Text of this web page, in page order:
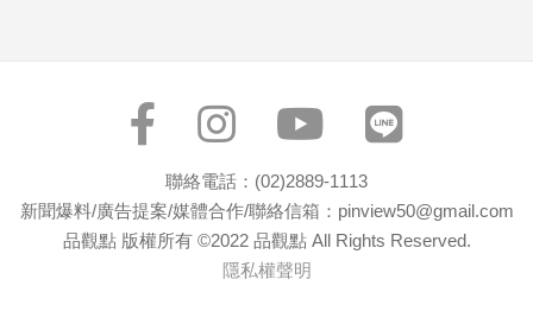
消
聯絡電話：(02)2889-1113
新聞爆料/廣告提案/媒體合作/聯絡信箱：pinview50@gmail.com
品觀點 版權所有 ©2022 品觀點 All Rights Reserved.
隱私權聲明